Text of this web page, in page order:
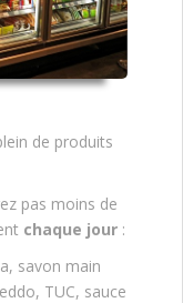
de produits
pas moins de
chaque jour :
savon main
TUC, sauce